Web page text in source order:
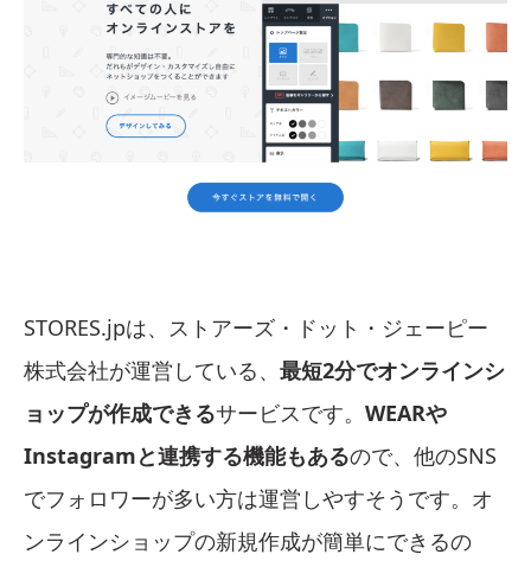
STORES.jpは、ストアーズ・ドット・ジェーピー
株式会社が運営している、 最短2分でオンラインシ
ョップが作成できるサービスです。 WEARや
Instagramと連携する機能もあるので、他のSNS
でフォロワーが多い方は運営しやすそうです。オ
ンラインショップの新規作成が簡単にできるの